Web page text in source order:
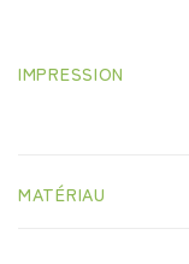
IMPRESSION
MATÉRIAU